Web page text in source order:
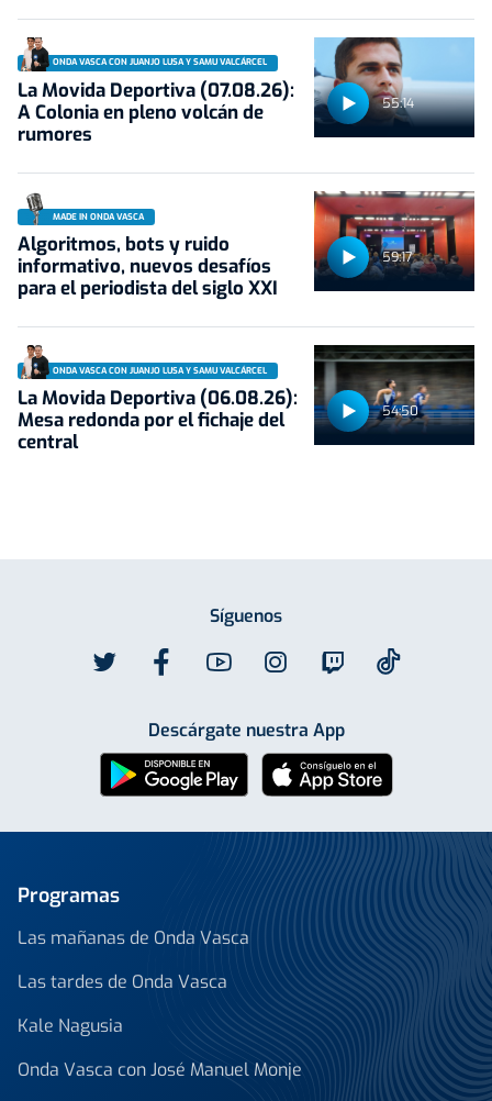
55:14
ONDA VASCA CON JUANJO LUSA Y SAMU VALCÁRCEL
La Movida Deportiva (07.08.26):
A Colonia en pleno volcán de
rumores
59:17
MADE IN ONDA VASCA
Algoritmos, bots y ruido
informativo, nuevos desafíos
para el periodista del siglo XXI
54:50
ONDA VASCA CON JUANJO LUSA Y SAMU VALCÁRCEL
La Movida Deportiva (06.08.26):
Mesa redonda por el fichaje del
central
Síguenos
Descárgate nuestra App
Programas
Las mañanas de Onda Vasca
Las tardes de Onda Vasca
Kale Nagusia
Onda Vasca con José Manuel Monje